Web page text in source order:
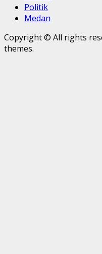
Politik
Medan
Copyright © All rights
themes.